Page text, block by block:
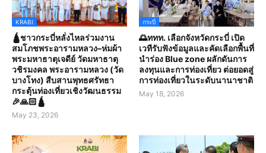
KRABI
🛕ชาวกระบี่หลั่งไหลร่วมงาน
สมโภชพระอารามหลวง–ห่มผ้า
พระมหาธาตุเจดีย์ วัดมหาธาตุ
วชิรมงคล พระอารามหลวง (วัด
บางโทง) สืบสานพุทธศรัทธา
กระตุ้นท่องเที่ยวเชิงวัฒนธรรม
🎉🙏🏻🛕
May 23, 2026
กระบี่
🌅ททท. เลือกจังหวัดกระบี่ เปิด
เวทีรับฟังข้อมูลและคัดเลือกพื้นที่
นำร่อง Blue zone ผลักดันการ
ลงทุนและการท่องเที่ยว ต่อยอดสู่
การท่องเที่ยวในระดับนานาชาติ
May 18, 2026